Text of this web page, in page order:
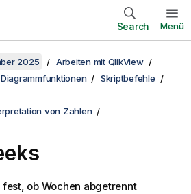
Search Menü
2025
Arbeiten mit QlikView
Skriptbefehle
von Zahlen
ob Wochen abgetrennt